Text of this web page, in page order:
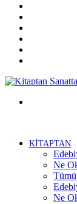
KİTAPTAN
Ne
Tümü
Ne